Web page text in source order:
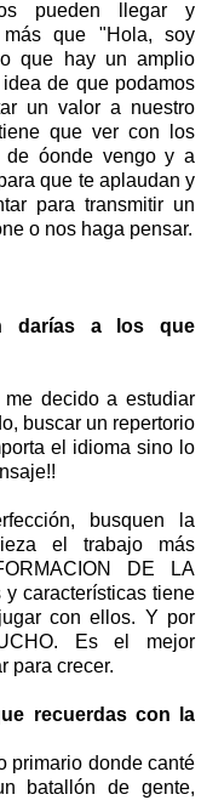
pueden llegar y
que "Hola, soy
que hay un amplio
de que podamos
un valor a nuestro
que ver con los
de óonde vengo y a
que te aplaudan y
para transmitir un
o nos haga pensar.
darías a los que
decido a estudiar
buscar un repertorio
el idioma sino lo
busquen la
el trabajo más
DE LA
y características tiene
con ellos. Y por
Es el mejor
para crecer.
recuerdas con la
primario donde canté
batallón de gente,